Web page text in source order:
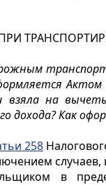
взяла на
дохода? Как
258
в